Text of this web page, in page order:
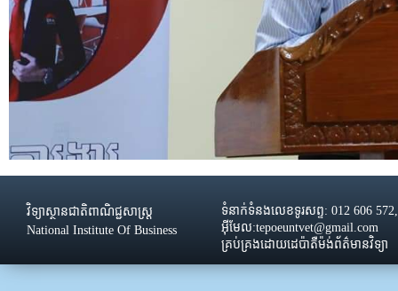
វិទ្យាស្ថានជាតិពាណិជ្ជសាស្រ្ដ
National Institute Of Business
ទំនាក់ទំនងលេខទូរសព្ទ: 012 606
អ៊ីមែល:tepoeuntvet@gmail.com
គ្រប់គ្រងដោយដេប៉ាតឺម៉ង់ព័ត៌មានវិទ្យា